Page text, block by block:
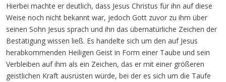
Hierbei machte er deutlich, dass Jesus Christus für ihn auf diese
Weise noch nicht bekannt war, jedoch Gott zuvor zu ihm über
seinen Sohn Jesus sprach und ihn das übernatürliche Zeichen der
Bestätigung wissen ließ. Es handelte sich um den auf Jesus
herabkommenden Heiligen Geist in Form einer Taube und sein
Verbleiben auf ihm als ein Zeichen, das er mit einer größeren
geistlichen Kraft ausrüsten würde, bei der es sich um die Taufe